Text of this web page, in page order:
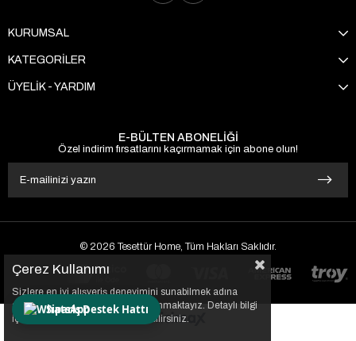
Sipariş Destek Hattı
KURUMSAL
KATEGORİLER
ÜYELİK - YARDIM
E-BÜLTEN ABONELİĞİ
Özel indirim fırsatlarını kaçırmamak için abone olun!
© 2026 Tesettür Home, Tüm Hakları Saklıdır.
Çerez Kullanımı
Sizlere en iyi alışveriş deneyimini sunabilmek adına
sitemizde çerezler(cookies) kullanmaktayız. Detaylı bilgi
için Kvkk sözleşmesini inceleyebilirsiniz.